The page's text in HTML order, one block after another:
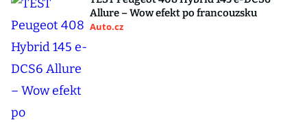
Allure – Wow efekt po francouzsku
Auto.cz